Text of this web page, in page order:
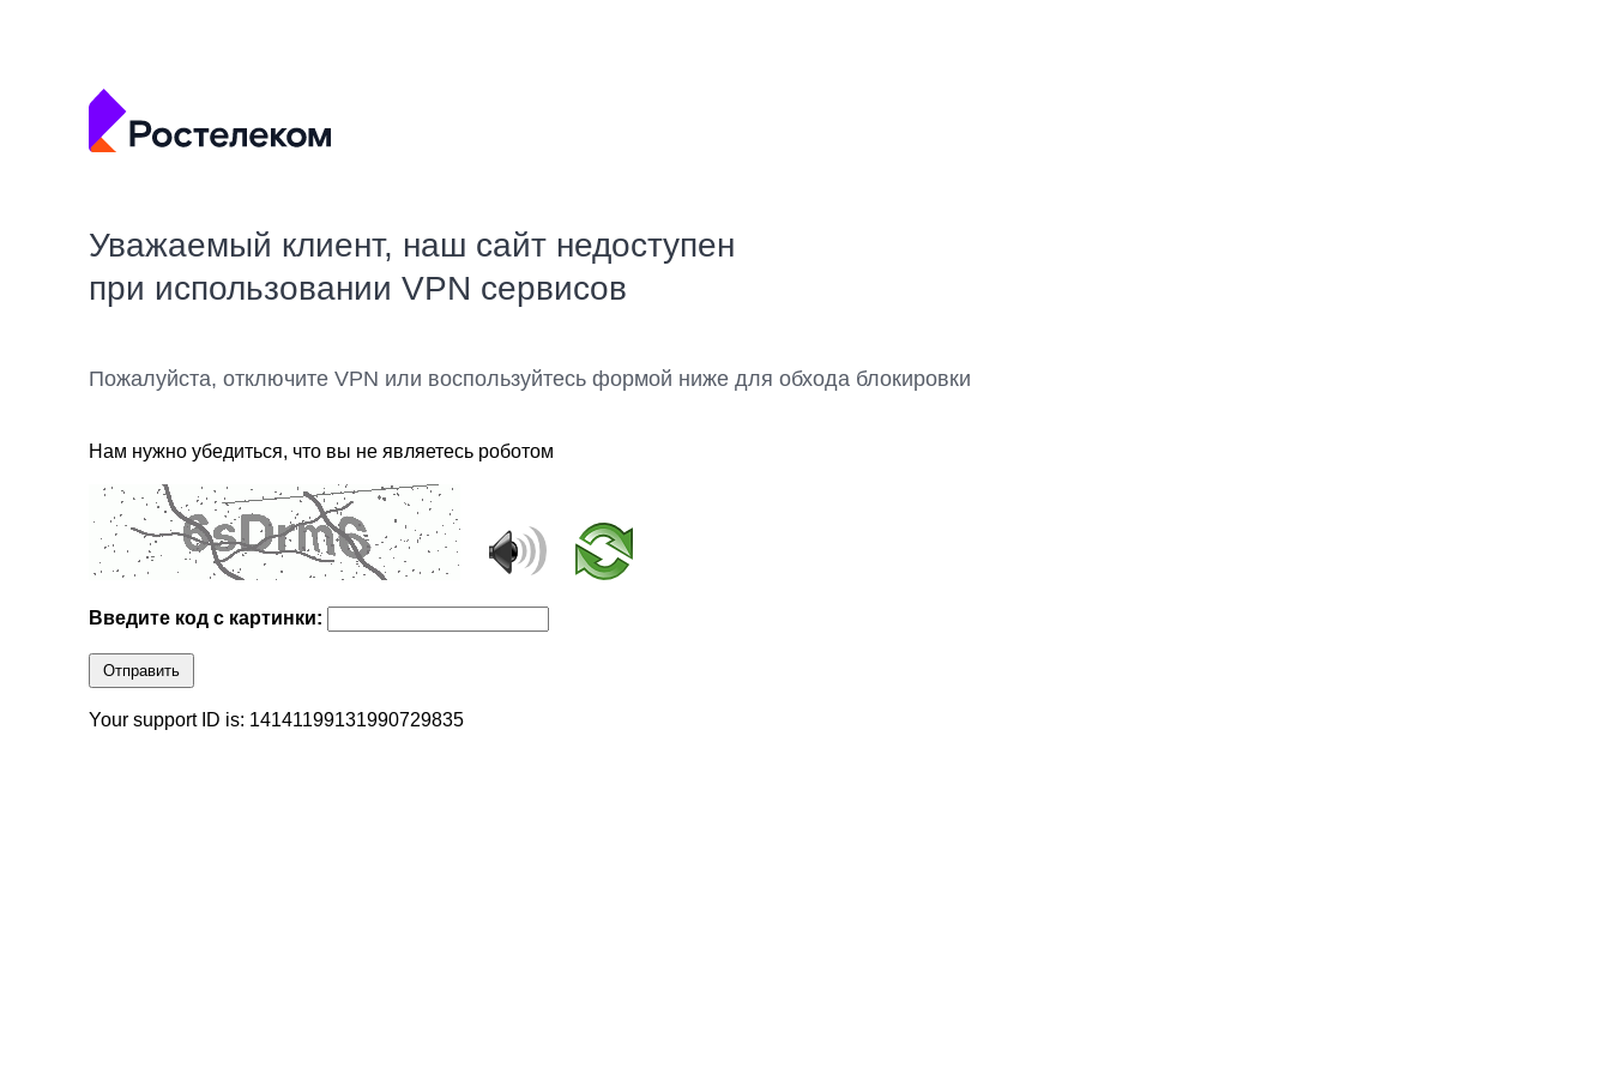
Уважаемый клиент, наш сайт недоступен
при использовании VPN сервисов
Пожалуйста, отключите VPN или воспользуйтесь формой ниже для обхода блокировки
Нам нужно убедиться, что вы не являетесь роботом
Введите код с картинки:
Отправить
Your support ID is: 14141199131990729835